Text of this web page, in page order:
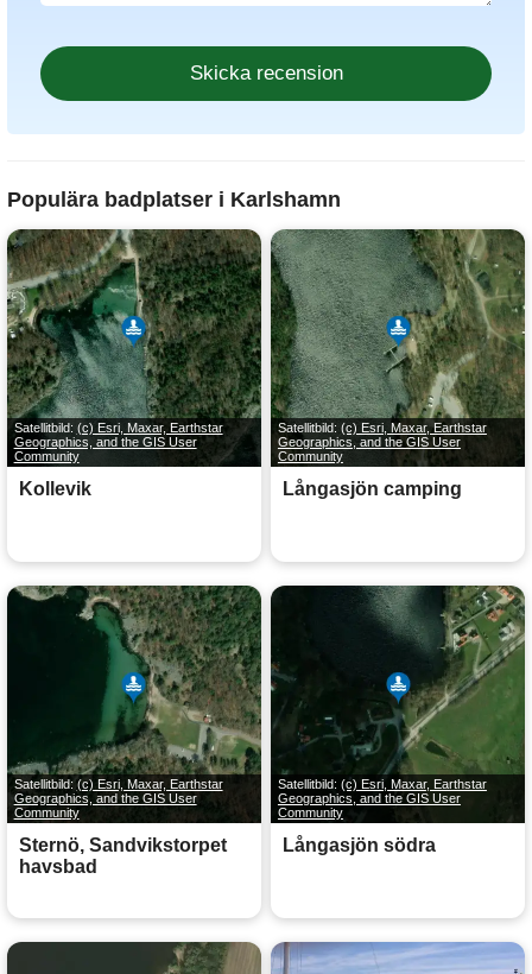
Populära badplatser i Karlshamn
Satellitbild: (c) Esri, Maxar, Earthstar
Geographics, and the GIS User
Community
Kollevik
Satellitbild: (c) Esri, Maxar, Earthstar
Geographics, and the GIS User
Community
Långasjön camping
Satellitbild: (c) Esri, Maxar, Earthstar
Geographics, and the GIS User
Community
Sternö, Sandvikstorpet
havsbad
Satellitbild: (c) Esri, Maxar, Earthstar
Geographics, and the GIS User
Community
Långasjön södra